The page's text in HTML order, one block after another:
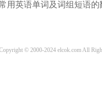
英语单词及词组短语的
© 2000-2024 elcok.com All